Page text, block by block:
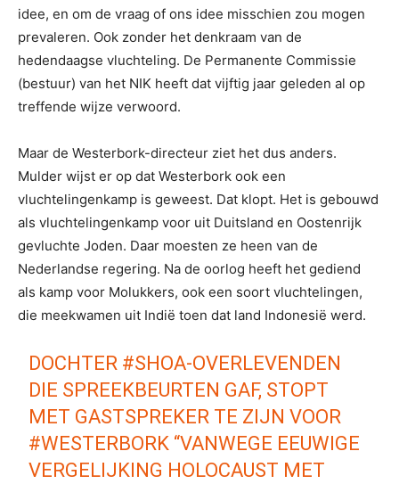
idee, en om de vraag of ons idee misschien zou mogen
prevaleren. Ook zonder het denkraam van de
hedendaagse vluchteling. De Permanente Commissie
(bestuur) van het NIK heeft dat vijftig jaar geleden al op
treffende wijze verwoord.
Maar de Westerbork-directeur ziet het dus anders.
Mulder wijst er op dat Westerbork ook een
vluchtelingenkamp is geweest. Dat klopt. Het is gebouwd
als vluchtelingenkamp voor uit Duitsland en Oostenrijk
gevluchte Joden. Daar moesten ze heen van de
Nederlandse regering. Na de oorlog heeft het gediend
als kamp voor Molukkers, ook een soort vluchtelingen,
die meekwamen uit Indië toen dat land Indonesië werd.
DOCHTER #SHOA-OVERLEVENDEN
DIE SPREEKBEURTEN GAF, STOPT
MET GASTSPREKER TE ZIJN VOOR
#WESTERBORK “VANWEGE EEUWIGE
VERGELIJKING HOLOCAUST MET